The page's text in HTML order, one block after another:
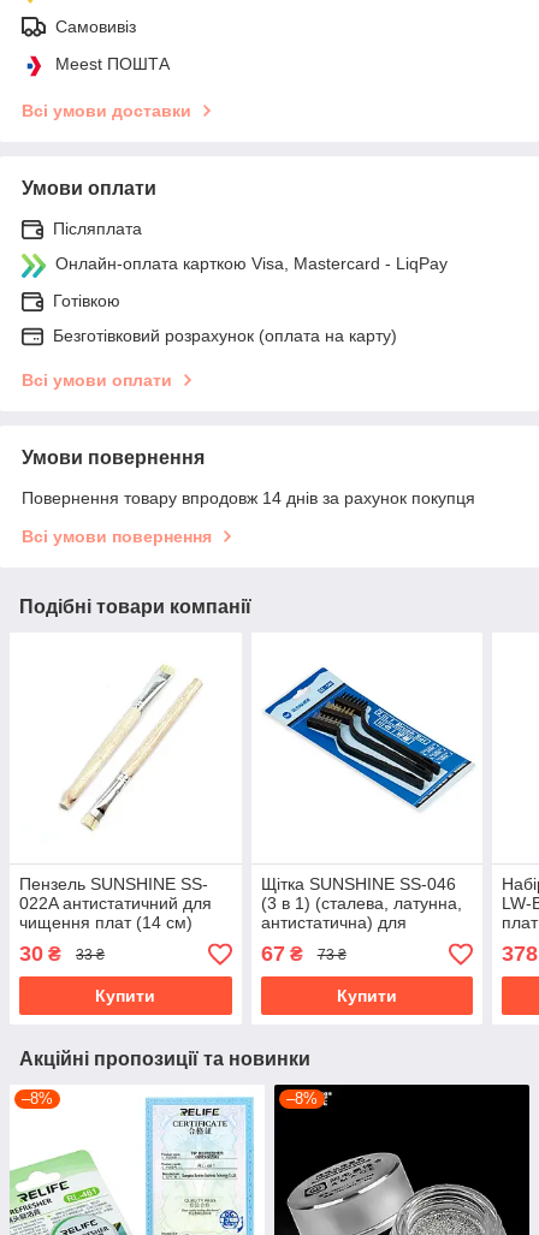
Самовивіз
Meest ПОШТА
Всі умови доставки
Умови оплати
Післяплата
Онлайн-оплата карткою Visa, Mastercard - LiqPay
Готівкою
Безготівковий розрахунок (оплата на карту)
Всі умови оплати
Умови повернення
Повернення товару впродовж 14 днів за рахунок покупця
Всі умови повернення
Подібні товари компанії
Пензель SUNSHINE SS-
022A антистатичний для
чищення плат (14 см)
30 ₴ 33 ₴
Купити
Щітка SUNSHINE SS-046
(3 в 1) (сталева, латунна,
антистатична) для
чищення плат (16,7 см)
67₴ 73 ₴
Купити
LW-
378
Акційні пропозиції та новинки
–8% –8%